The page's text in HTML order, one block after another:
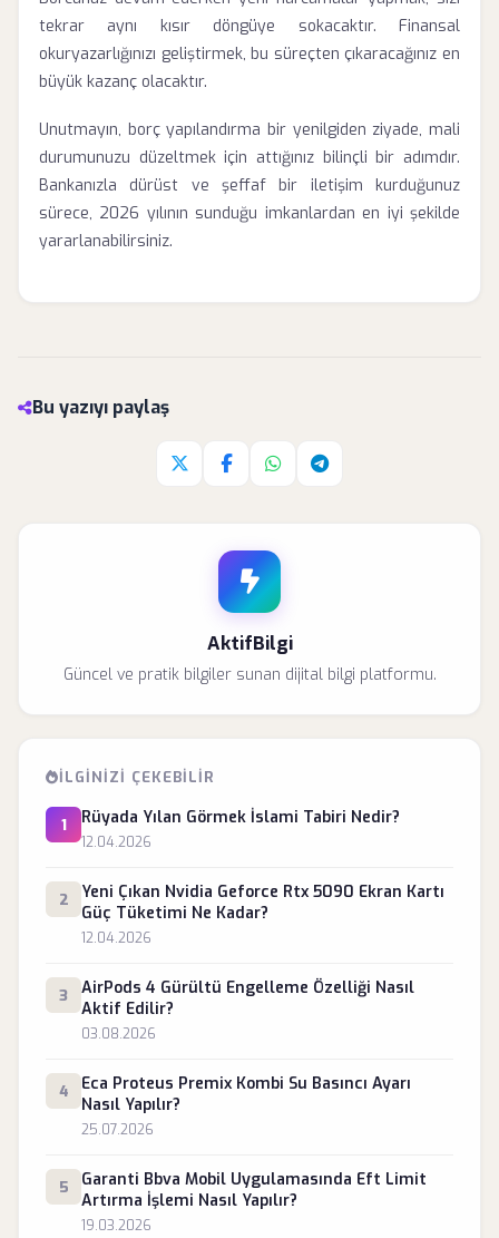
tekrar aynı kısır döngüye sokacaktır. Finansal
okuryazarlığınızı geliştirmek, bu süreçten çıkaracağınız en
büyük kazanç olacaktır.
Unutmayın, borç yapılandırma bir yenilgiden ziyade, mali
durumunuzu düzeltmek için attığınız bilinçli bir adımdır.
Bankanızla dürüst ve şeffaf bir iletişim kurduğunuz
sürece, 2026 yılının sunduğu imkanlardan en iyi şekilde
yararlanabilirsiniz.
Bu yazıyı paylaş
Twitter'da paylaş
Facebook'da paylaş
Whatsapp'da paylaş
Telegram'da paylaş
AktifBilgi
Güncel ve pratik bilgiler sunan dijital bilgi platformu.
İLGINIZI ÇEKEBILIR
1 Rüyada Yılan Görmek İslami Tabiri Nedir?
12.04.2026
2
Yeni Çıkan Nvidia Geforce Rtx 5090 Ekran Kartı
Güç Tüketimi Ne Kadar?
12.04.2026
3
AirPods 4 Gürültü Engelleme Özelliği Nasıl
Aktif Edilir?
03.08.2026
4
Eca Proteus Premix Kombi Su Basıncı Ayarı
Nasıl Yapılır?
25.07.2026
5
Garanti Bbva Mobil Uygulamasında Eft Limit
Artırma İşlemi Nasıl Yapılır?
19.03.2026